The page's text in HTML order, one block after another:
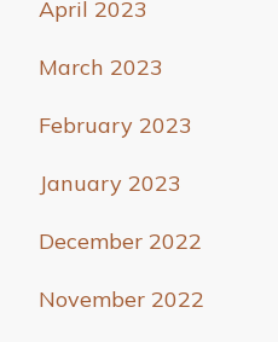
April 2023
March 2023
February 2023
January 2023
December 2022
November 2022